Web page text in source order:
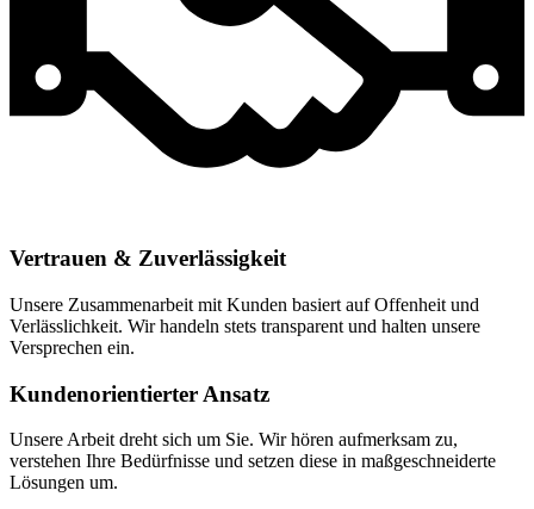
Vertrauen & Zuverlässigkeit
Unsere Zusammenarbeit mit Kunden basiert auf Offenheit und
Verlässlichkeit. Wir handeln stets transparent und halten unsere
Versprechen ein.
Kundenorientierter Ansatz
Unsere Arbeit dreht sich um Sie. Wir hören aufmerksam zu,
verstehen Ihre Bedürfnisse und setzen diese in maßgeschneiderte
Lösungen um.